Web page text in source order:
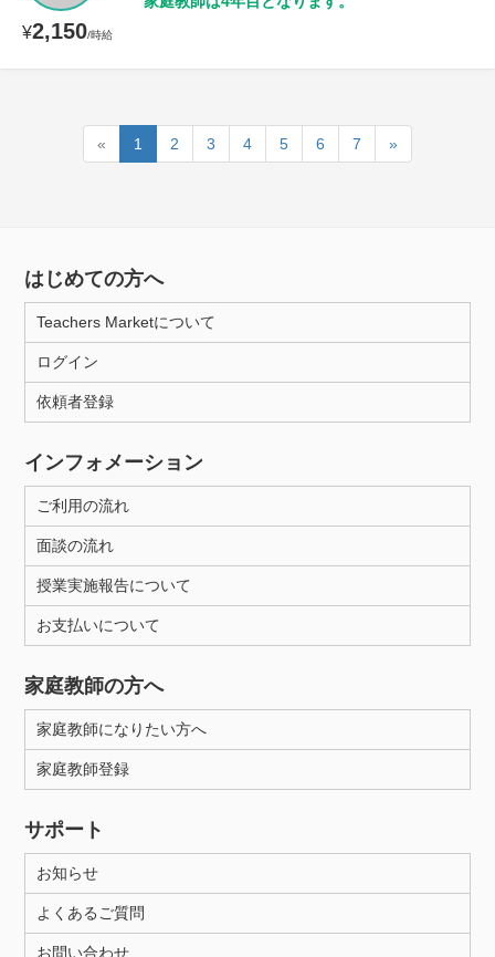
¥2,150/時給
« 1 2 3 4 5 6 7 »
はじめての方へ
Teachers Marketについて
ログイン
依頼者登録
インフォメーション
ご利用の流れ
面談の流れ
授業実施報告について
お支払いについて
家庭教師の方へ
家庭教師になりたい方へ
家庭教師登録
サポート
お知らせ
よくあるご質問
お問い合わせ